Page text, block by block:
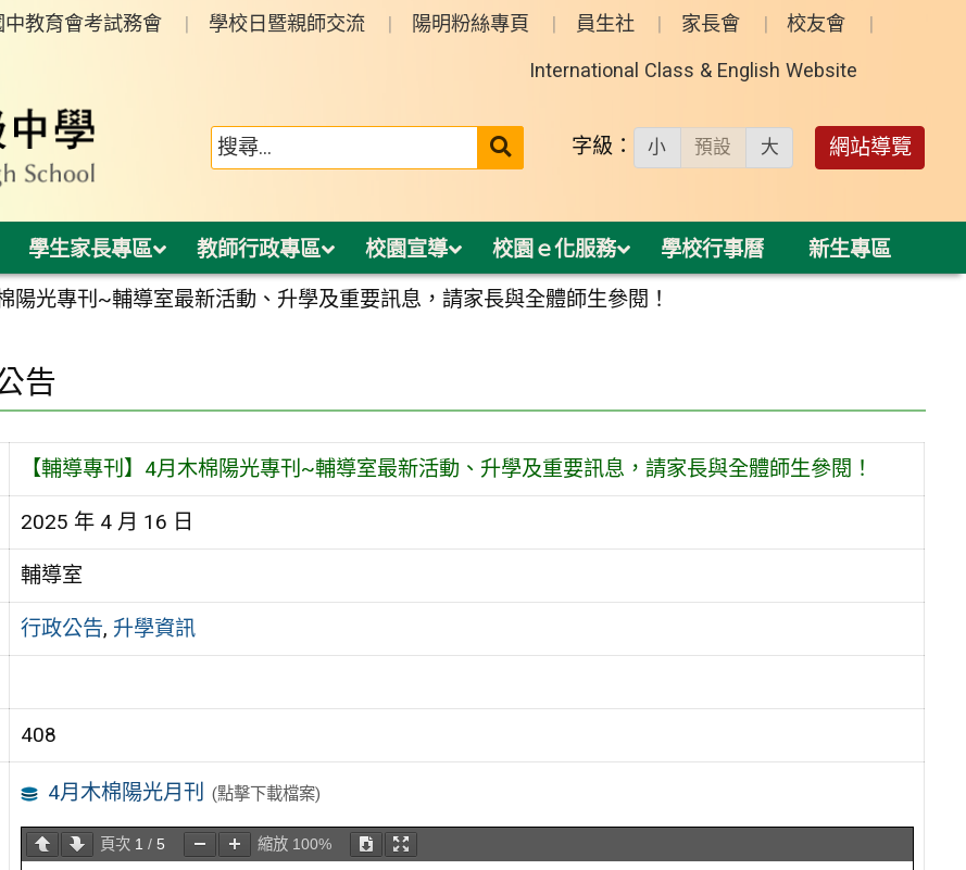
教育會考試務會 學校日暨親師交流 陽明粉絲專頁 員生社 家長會 校友會
International Class & English Website
送出 字級： 小 預設 大 網站導覽
學生家長專區 教師行政專區 校園宣導 校園ｅ化服務 學校行事曆 新生專區
陽光專刊~輔導室最新活動、升學及重要訊息，請家長與全體師生參閱！
告
【輔導專刊】4月木棉陽光專刊~輔導室最新活動、升學及重要訊息，請家長與全體師生參閱！
2025 年 4 月 16 日
輔導室
行政公告, 升學資訊
408
4月木棉陽光月刊 (點擊下載檔案)
頁次 1 / 5 縮放 100%